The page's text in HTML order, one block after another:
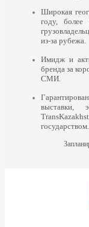
Широкая
году, более
из-за рубежа.
Имидж и
бренда за
СМИ.
выставки,
государством.